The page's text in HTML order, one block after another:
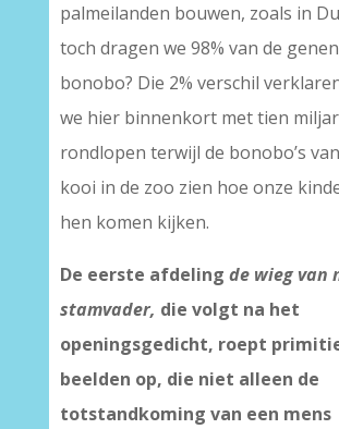
palmeilanden bouwen, zoals in
toch dragen we 98% van de
bonobo? Die 2% verschil
we hier binnenkort met tien
rondlopen terwijl de bonobo’s
kooi in de zoo zien hoe onze
hen komen kijken.
De eerste afdeling de wieg van
stamvader, die volgt na het
openingsgedicht, roept
beelden op, die niet alleen de
totstandkoming van een mens